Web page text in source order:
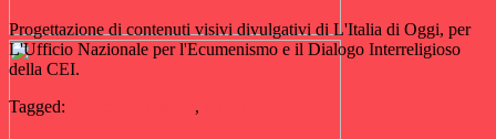
Progettazione di contenuti visivi divulgativi di L'Italia di Oggi, per
L'Ufficio Nazionale per l'Ecumenismo e il Dialogo Interreligioso
della CEI.
Tagged:
,